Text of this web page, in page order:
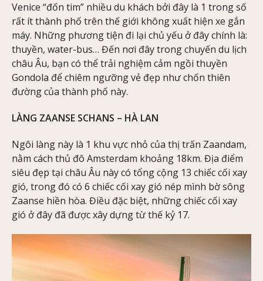
Venice “đốn tim” nhiều du khách bởi đây là 1 trong số
rất ít thành phố trên thế giới không xuất hiện xe gắn
máy. Những phương tiện đi lại chủ yếu ở đây chính là:
thuyền, water-bus… Đến nơi đây trong chuyến du lịch
châu Âu, bạn có thể trải nghiệm cảm ngồi thuyền
Gondola để chiêm ngưỡng vẻ đẹp như chốn thiên
đường của thành phố này.
LÀNG ZAANSE SCHANS – HÀ LAN
Ngôi làng này là 1 khu vực nhỏ của thị trấn Zaandam,
nằm cách thủ đô Amsterdam khoảng 18km. Địa điểm
siêu đẹp tại châu Âu này có tổng cộng 13 chiếc cối xay
gió, trong đó có 6 chiếc cối xay gió nép mình bờ sông
Zaanse hiền hòa. Điều đặc biệt, những chiếc cối xay
gió ở đây đã được xây dựng từ thế kỷ 17.